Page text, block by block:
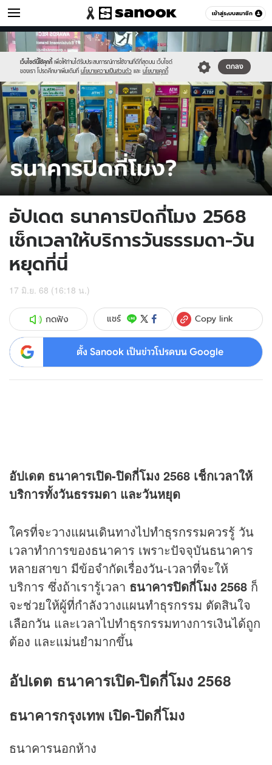
เข้าสู่ระบบสมาชิก
เศรษฐกิจ หมวดอื่นๆ
เว็บไซต์นี้ใช้คุกกี้ เพื่อให้ท่านได้รับประสบการณ์การใช้งานที่ดีที่สุดบน เว็บไซต์
ของเรา โปรดศึกษาเพิ่มเติมที่ นโยบายความเป็นส่วนตัว และ นโยบายคุกกี้
ตกลง
Sanook
//s.isanook.com/sr/0/images/logo-
new-
sanook.png
600
60
//s.isanook.com/mn/0/ud/185/925367/when.jpg
อัปเดต ธนาคารปิดกี่โมง 2568
เช็กเวลาให้บริการวันธรรมดา-วัน
หยุดที่นี่
17 มิ.ย. 68 (16:18 น.)
กดฟัง แชร์ Copy link
ตั้ง Sanook เป็นข่าวโปรดบน Google
อัปเดต ธนาคารเปิด-ปิดกี่โมง 2568 เช็กเวลาให้
บริการทั้งวันธรรมดา และวันหยุด
ใครที่จะวางแผนเดินทางไปทำธุรกรรมควรรู้ วัน
เวลาทำการของธนาคาร เพราะปัจจุบันธนาคาร
หลายสาขา มีข้อจำกัดเรื่องวัน-เวลาที่จะให้
บริการ ซึ่งถ้าเรารู้เวลา ธนาคารปิดกี่โมง 2568 ก็
จะช่วยให้ผู้ที่กำลังวางแผนทำธุรกรรม ตัดสินใจ
เลือกวัน และเวลาไปทำธุรกรรมทางการเงินได้ถูก
ต้อง และแม่นยำมากขึ้น
อัปเดต ธนาคารเปิด-ปิดกี่โมง 2568
ธนาคารกรุงเทพ เปิด-ปิดกี่โมง
ธนาคารนอกห้าง